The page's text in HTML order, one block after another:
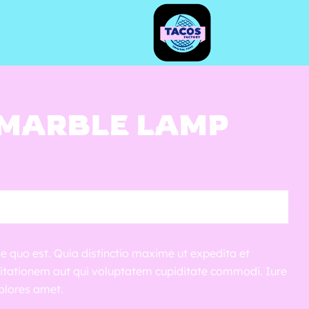
LAMP
quo est. Quia distinctio maxime ut expedita et
aut qui voluptatem cupiditate commodi. Iure
amet.